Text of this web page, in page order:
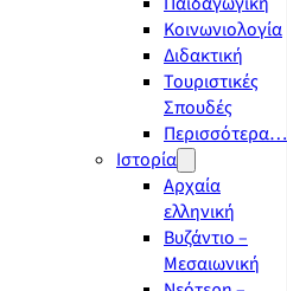
Κοινωνιολογία
Διδακτική
Τουριστικές
Σπουδές
Περισσότερα…
Ιστορία
Αρχαία
ελληνική
Βυζάντιο –
Μεσαιωνική